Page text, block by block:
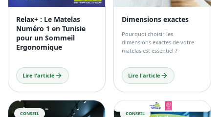
Relax+ : Le Matelas
Numéro 1 en Tunisie
pour un Sommeil
Ergonomique
Lire l'article
Dimensions exactes
Pourquoi choisir les
dimensions exactes de votre
matelas est essentiel ?
Lire l'article
CONSEIL CONSEIL